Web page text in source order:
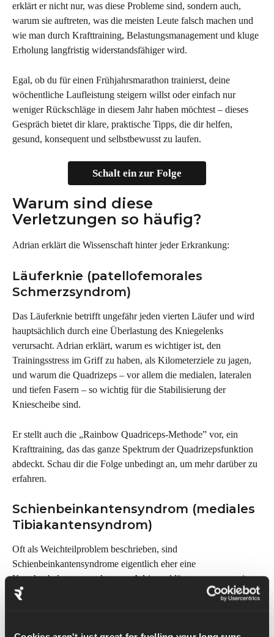
erklärt er nicht nur, was diese Probleme sind, sondern auch,
warum sie auftreten, was die meisten Leute falsch machen und
wie man durch Krafttraining, Belastungsmanagement und kluge
Erholung langfristig widerstandsfähiger wird.
Egal, ob du für einen Frühjahrsmarathon trainierst, deine
wöchentliche Laufleistung steigern willst oder einfach nur
weniger Rückschläge in diesem Jahr haben möchtest – dieses
Gespräch bietet dir klare, praktische Tipps, die dir helfen,
gesund, konsequent und selbstbewusst zu laufen.
Schalt ein zur Folge
Warum sind diese
Verletzungen so häufig?
Adrian erklärt die Wissenschaft hinter jeder Erkrankung:
Läuferknie (patellofemorales
Schmerzsyndrom)
Das Läuferknie betrifft ungefähr jeden vierten Läufer und wird
hauptsächlich durch eine Überlastung des Kniegelenks
verursacht. Adrian erklärt, warum es wichtiger ist, den
Trainingsstress im Griff zu haben, als Kilometerziele zu jagen,
und warum die Quadrizeps – vor allem die medialen, lateralen
und tiefen Fasern – so wichtig für die Stabilisierung der
Kniescheibe sind.
Er stellt auch die „Rainbow Quadriceps-Methode” vor, ein
Krafttraining, das das ganze Spektrum der Quadrizepsfunktion
abdeckt. Schau dir die Folge unbedingt an, um mehr darüber zu
erfahren.
Schienbeinkantensyndrom (mediales
Tibiakantensyndrom)
Oft als Weichteilproblem beschrieben, sind
Schienbeinkantensyndrome eigentlich eher eine
Knochenbelastungsverletzung. Adrian erklärt genau, was mit
dem Schienbein passiert, warum es beim Marathontraining